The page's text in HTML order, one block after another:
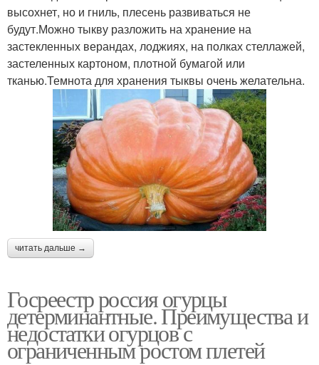
высохнет, но и гниль, плесень развиваться не
будут.Можно тыкву разложить на хранение на
застекленных верандах, лоджиях, на полках стеллажей,
застеленных картоном, плотной бумагой или
тканью.Темнота для хранения тыквы очень желательна.
читать дальше →
Госреестр россия огурцы
детерминантные. Преимущества и
недостатки огурцов с
ограниченным ростом плетей